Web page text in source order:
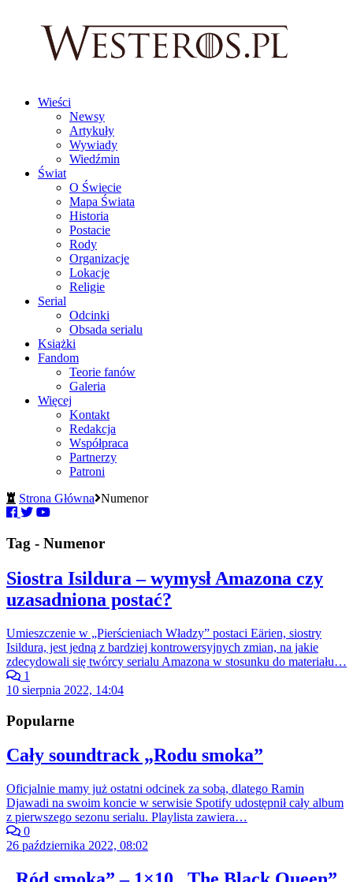
Wieści
Newsy
Artykuły
Wywiady
Wiedźmin
Świat
O Świecie
Mapa Świata
Historia
Postacie
Rody
Organizacje
Lokacje
Religie
Serial
Odcinki
Obsada serialu
Książki
Fandom
Teorie fanów
Galeria
Więcej
Kontakt
Redakcja
Współpraca
Partnerzy
Patroni
Strona Główna Numenor
Tag - Numenor
Siostra Isildura – wymysł Amazona czy
uzasadniona postać?
Umieszczenie w „Pierścieniach Władzy” postaci Eärien, siostry
Isildura, jest jedną z bardziej kontrowersyjnych zmian, na jakie
zdecydowali się twórcy serialu Amazona w stosunku do materiału…
1
10 sierpnia 2022, 14:04
Popularne
Cały soundtrack „Rodu smoka”
Oficjalnie mamy już ostatni odcinek za sobą, dlatego Ramin
Djawadi na swoim koncie w serwisie Spotify udostępnił cały album
z pierwszego sezonu serialu. Playlista zawiera…
0
26 października 2022, 08:02